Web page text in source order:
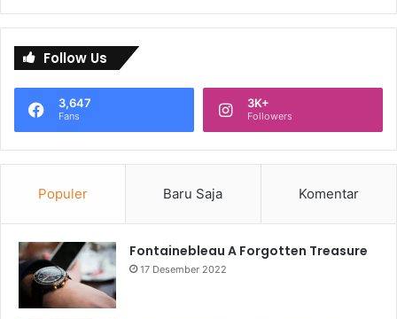
Follow Us
3,647
Fans
3K+
Followers
Populer Baru Saja Komentar
Fontainebleau A Forgotten Treasure
17 Desember 2022